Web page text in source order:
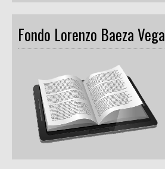
Fondo Lorenzo Baeza Vega